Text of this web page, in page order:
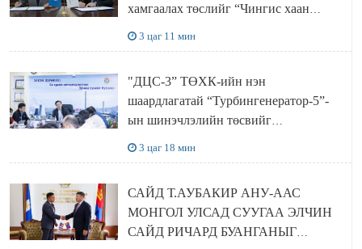
хамгаалах төслийг “Чингис хаан
3 цаг 11 мин
"ДЦС-3” ТӨХК-ийн нэн
шаардлагатай “Турбингенератор-5”-
ын шинэчлэлийн төсвийг
3 цаг 18 мин
САЙД Т.АУБАКИР АНУ-ААС
МОНГОЛ УЛСАД СУУГАА ЭЛЧИН
САЙД РИЧАРД БУАНГАНЫГ